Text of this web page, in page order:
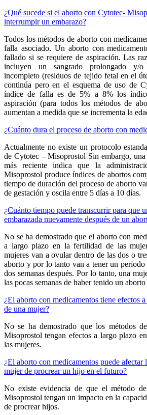
¿Qué sucede si el aborto con Cytotec-
interrumpir un embarazo?
Todos los métodos de aborto con
falla asociado. Un aborto con
fallado si se requiere de aspiración. Las
incluyen un sangrado prolongado y/
incompleto (residuos de tejido fetal en el
continúa pero en el esquema de uso de
índice de falla es de 5% a 8% los
aspiración (para todos los métodos de
aumentan a medida que se incrementa la
¿Cuánto dura el proceso de aborto con
Actualmente no existe un protocolo
de Cytotec – Misoprostol Sin embargo,
más reciente indica que la
Misoprostol produce índices de abortos
tiempo de duración del proceso de aborto
de gestación y oscila entre 5 días a 10 días.
¿Cuánto tiempo puede transcurrir para que
embarazada nuevamente después de un
No se ha demostrado que el aborto con
a largo plazo en la fertilidad de las
mujeres van a ovular dentro de las dos o
aborto y por lo tanto van a tener un
dos semanas después. Por lo tanto, una
las pocas semanas de haber tenido un
¿El aborto con medicamentos tiene efectos
de una mujer?
No se ha demostrado que los métodos
Misoprostol tengan efectos a largo plazo
las mujeres.
¿El aborto con medicamentos puede afectar
mujer de procrear un hijo en el futuro?
No existe evidencia de que el método
Misoprostol tengan un impacto en la
de procrear hijos.